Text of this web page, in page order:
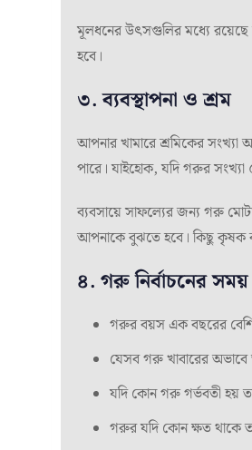
মূলধনের উৎসগুলির মধ্যে রয়েছে
হবে।
৩. ব্যবস্থাপনা ও শ্রম
আপনার খামারে শ্রমিকের
পারে। যাইহোক, যদি গরুর সংখ্যা
ব্যবসায়ে সাফল্যের জন্য গরু
আপনাকে বুঝতে হবে। কিছু কৃষক
৪. গরু নির্বাচনের
গরুর বয়স এক বছরের
যেসব গরু খাবারের
যদি কোন গরু গর্ভবতী হয়
গরুর যদি কোন ক্ষত থাকে